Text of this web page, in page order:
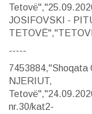
JOSIFOVSKI -
-----
7453884,"Shoqata
NJERIUT,
nr.30/kat2-